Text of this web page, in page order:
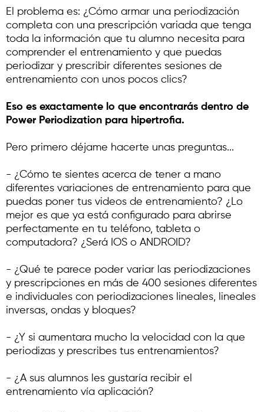
El problema es: ¿Cómo armar una periodización
completa con una prescripción variada que tenga
toda la información que tu alumno necesita para
comprender el entrenamiento y que puedas
periodizar y prescribir diferentes sesiones de
entrenamiento con unos pocos clics?
Eso es exactamente lo que encontrarás dentro de
Power Periodization para hipertrofia.
Pero primero déjame hacerte unas preguntas...
- ¿Cómo te sientes acerca de tener a mano
diferentes variaciones de entrenamiento para que
puedas poner tus videos de entrenamiento? ¿Lo
mejor es que ya está configurado para abrirse
perfectamente en tu teléfono, tableta o
computadora? ¿Será IOS o ANDROID?
- ¿Qué te parece poder variar las periodizaciones
y prescripciones en más de 400 sesiones diferentes
e individuales con periodizaciones lineales, lineales
inversas, ondas y bloques?
- ¿Y si aumentara mucho la velocidad con la que
periodizas y prescribes tus entrenamientos?
- ¿A sus alumnos les gustaría recibir el
entrenamiento vía aplicación?